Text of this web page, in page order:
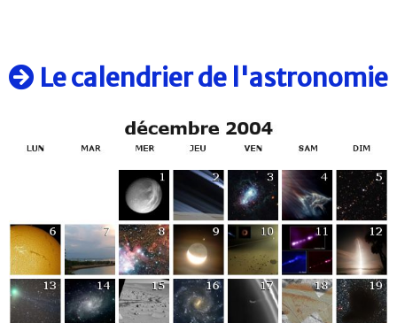
Le calendrier de l'astronomie